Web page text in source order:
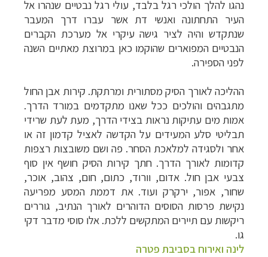
נהגו להלך הולכי רגל בלבד, עולי רגל נבטיים שנהרו אל
העיר התחתונה ואנשי דת אשר עברו דרך המעבר
שנתקדש והיה לציר גישה עיקרי אל מערכת הקברים
הנבטיים המפוארים שהוקמו כאן במרוצת מאתיים השנה
לפני הספירה.
ההליכה לאורך הסיק מסתורית ומרתקת. קירות אבן החול
מתגבהים והולכים ככל שאנו מתקדמים במורד הדרך.
אמות מים עתיקות נראות בצידי הדרך, מעת לעת שרידי
תבליטי סלע המעידים על הקדשה לאציל קדמון זה או
אחר ולסגידה למלאכת הסחר. פה ושם משובצות רצפות
קדומות לאורך הדרך. חתך קירות הסיק חושף אין סוף
צבעי אבן חול. אדום, וורוד, כתום, חום, צהוב, אוכר,
שחור, אפור, ירקרק ועוד. את דממת המסע מפריעה
נקישת פרסות הסוסים הדוהרים לאורך הנתיב, גוררים
ריקשות עם תיירים המתקשים ללכת. אלו סוסי מדבר דקי
גו.
לינה ואירוח בסביבת פטרה